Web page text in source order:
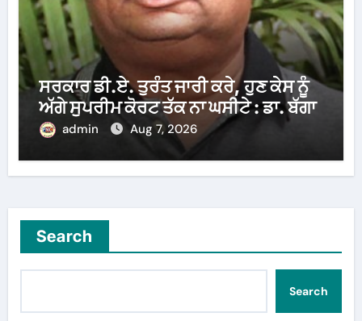
ਸਰਕਾਰ ਡੀ.ਏ. ਤੁਰੰਤ ਜਾਰੀ ਕਰੇ, ਹੁਣ ਕੇਸ ਨੂੰ
ਅੱਗੇ ਸੁਪਰੀਮ ਕੋਰਟ ਤੱਕ ਨਾ ਘਸੀਟੇ : ਡਾ. ਬੱਗਾ
admin Aug 7, 2026
Search
Search